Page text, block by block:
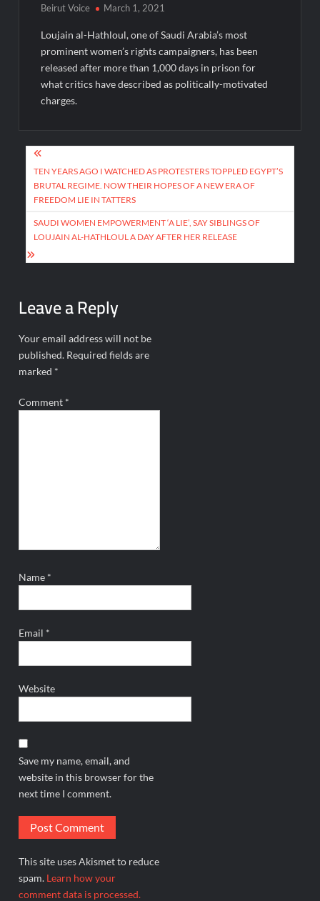
Beirut Voice March 1, 2021
Loujain al-Hathloul, one of Saudi Arabia’s most
prominent women’s rights campaigners, has been
released after more than 1,000 days in prison for
what critics have described as politically-motivated
charges.
Post
navigation
TEN YEARS AGO I WATCHED AS PROTESTERS TOPPLED EGYPT’S
BRUTAL REGIME. NOW THEIR HOPES OF A NEW ERA OF
FREEDOM LIE IN TATTERS
SAUDI WOMEN EMPOWERMENT ‘A LIE’, SAY SIBLINGS OF
LOUJAIN AL-HATHLOUL A DAY AFTER HER RELEASE
Leave a Reply
Your email address will not be
published. Required fields are
marked *
Comment *
Name *
Email *
Website
Save my name, email, and
website in this browser for the
next time I comment.
This site uses Akismet to reduce
spam. Learn how your
comment data is processed.